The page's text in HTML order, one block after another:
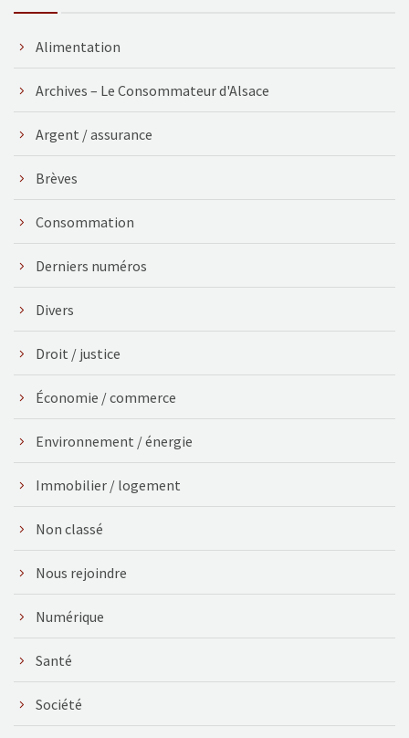
Alimentation
Archives – Le Consommateur d'Alsace
Argent / assurance
Brèves
Consommation
Derniers numéros
Divers
Droit / justice
Économie / commerce
Environnement / énergie
Immobilier / logement
Non classé
Nous rejoindre
Numérique
Santé
Société